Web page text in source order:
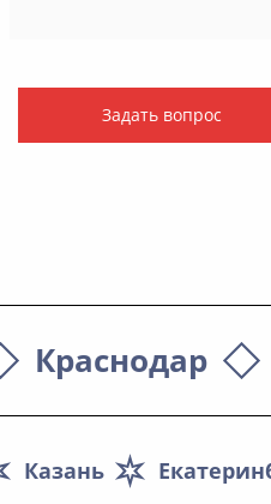
Задать вопрос
Краснодар
Казань